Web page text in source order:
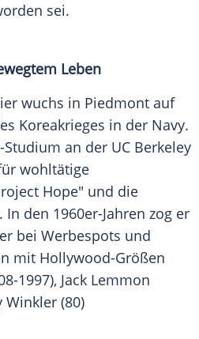
sei.
Leben
wuchs in Piedmont auf
Koreakrieges in der Navy.
an der UC Berkeley
wohltätige
Hope" und die
den 1960er-Jahren zog er
bei Werbespots und
mit Hollywood-Größen
1997), Jack Lemmon
Winkler (80)